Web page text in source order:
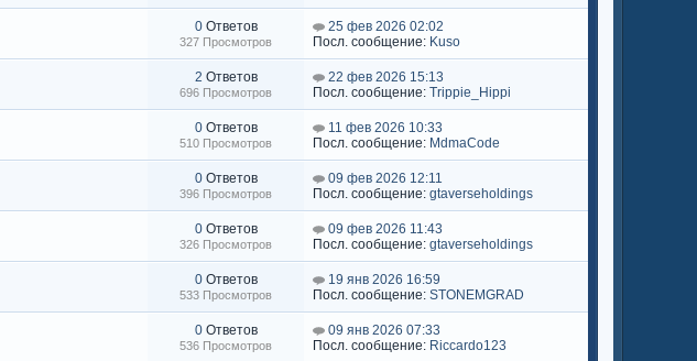
0Ответов
327 Просмотров
25 фев 2026 02:02
Посл. сообщение: Kuso
2 Ответов
696 Просмотров
22 фев 2026 15:13
Посл. сообщение:Trippie_Hippi
0Ответов
510 Просмотров
11 фев 2026 10:33
Посл. сообщение: MdmaCode
0Ответов
396 Просмотров
09 фев 2026 12:11
Посл. сообщение:gtaverseholdings
0Ответов
326 Просмотров
09 фев 2026 11:43
Посл. сообщение:gtaverseholdings
0Ответов
533 Просмотров
19 янв 2026 16:59
Посл. сообщение:STONEMGRAD
0Ответов
536 Просмотров
09 янв 2026 07:33
Посл. сообщение: Riccardo123